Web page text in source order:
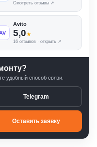
Смотреть отзывы ↗
Avito
5,0★
16 отзывов · открыть ↗
удобный способ связи.
Telegram
Оставить заявку